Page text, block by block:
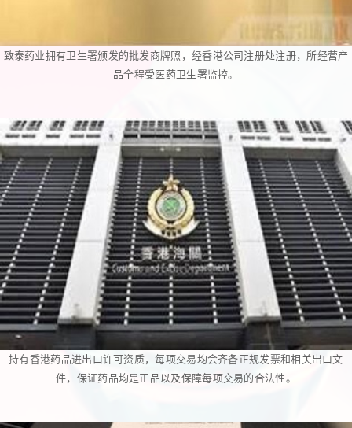
致泰药业拥有卫生署颁发的批发商牌照，经香港公司注册处注册，所经营产
品全程受医药卫生署监控。
持有香港药品进出口许可资质，每项交易均会齐备正规发票和相关出口文
件，保证药品均是正品以及保障每项交易的合法性。